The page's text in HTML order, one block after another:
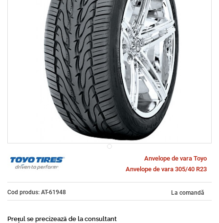
Anvelope de vara Toyo
Anvelope de vara 305/40 R23
Cod produs: AT-61948 La comandă
Prețul se precizează de la consultant